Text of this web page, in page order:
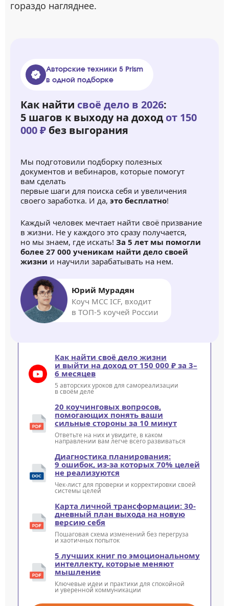
гораздо нагляднее.
Авторские техники 5 Prism
в одной подборке
Как найти своё дело в 2026:
5 шагов к выходу на доход от 150
000 ₽ без выгорания
Мы подготовили подборку полезных
документов и вебинаров, которые помогут
вам сделать
первые шаги для поиска себя и увеличения
своего заработка. И да, это бесплатно!
Каждый человек мечтает найти своё призвание
в жизни. Не у каждого это сразу получается,
но мы знаем, где искать! За 5 лет мы помогли
более 27 000 ученикам найти дело своей
жизни и научили зарабатывать на нем.
Юрий Мурадян
Коуч MCC ICF, входит
в ТОП-5 коучей России
Как найти своё дело жизни
и выйти на доход от 150 000 ₽ за 3–
6 месяцев
5 авторских уроков для самореализации
в своём деле
20 коучинговых вопросов,
помогающих понять ваши
сильные стороны за 10 минут
Ответьте на них и увидите, в каком
направлении вам легче всего развиваться
Диагностика планирования:
9 ошибок, из-за которых 70% целей
не реализуются
Чек-лист для проверки и корректировки своей
системы целей
Карта личной трансформации: 30-
дневный план выхода на новую
версию себя
Пошаговая схема изменений без перегруза
и хаотичных попыток
5 лучших книг по эмоциональному
интеллекту, которые меняют
мышление
Ключевые идеи и практики для спокойной
и уверенной коммуникации